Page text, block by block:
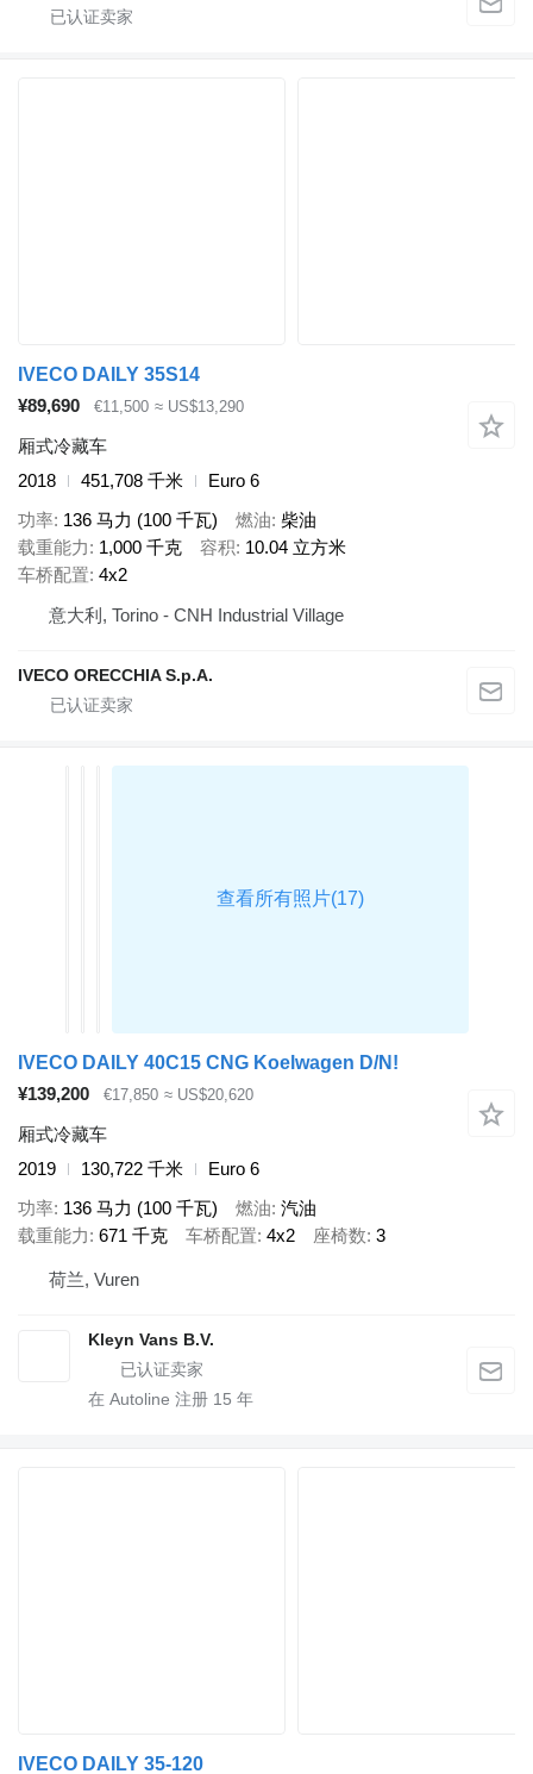
IVECO DAILY 35S14
¥89,690
€11,500 ≈ US$13,290
厢式冷藏车
2018
451,708 千米
Euro 6
功率 136 马力 (100 千瓦) 燃油 柴油
载重能力
1,000 千克 容积 10.04 立方米
车桥配置 4x2
意大利, Torino - CNH Industrial Village
IVECO ORECCHIA S.p.A.
IVECO DAILY 40C15 CNG Koelwagen D/N!
¥139,200
€17,850 ≈ US$20,620
厢式冷藏车
2019
130,722 千米
Euro 6
功率 136 马力 (100 千瓦) 燃油 汽油
载重能力 671 千克 车桥配置 4x2 座椅数 3
荷兰, Vuren
Kleyn Vans B.V.
在 Autoline 注册 15 年
IVECO DAILY 35-120